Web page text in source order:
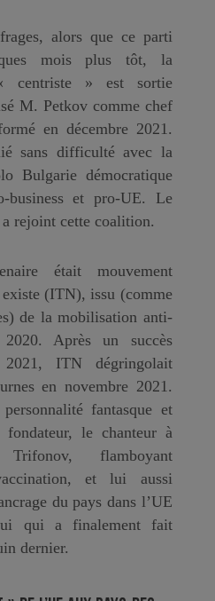
alors que ce parti
mois plus tôt, la
centriste » est sortie
M. Petkov comme chef
en décembre 2021.
sans difficulté avec la
Bulgarie démocratique
business et pro-UE. Le
rejoint cette coalition.
était mouvement
(ITN), issu (comme
de la mobilisation anti-
Après un succès
ITN dégringolait
en novembre 2021.
fantasque et
fondateur, le chanteur à
flamboyant
et lui aussi
du pays dans l’UE
qui a finalement fait
dernier.